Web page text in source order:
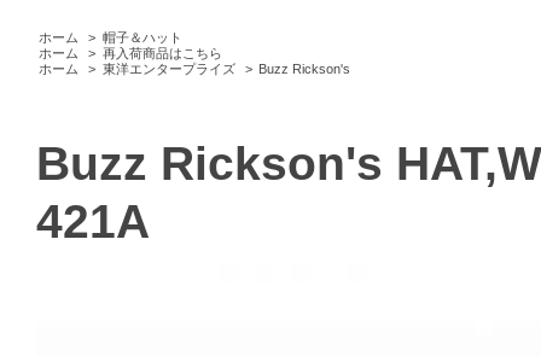
ホーム > 帽子＆ハット
ホーム
> 再入荷商品はこちら
ホーム
> 東洋エンタープライズ > Buzz Rickson's
Buzz Rickson's
421A